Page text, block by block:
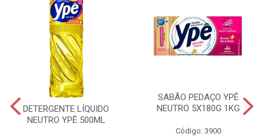
DETERGENTE LÍQUIDO
NEUTRO YPÊ 500ML
SABÃO PEDAÇO YPÊ
NEUTRO 5X180G 1KG
Código: 3900